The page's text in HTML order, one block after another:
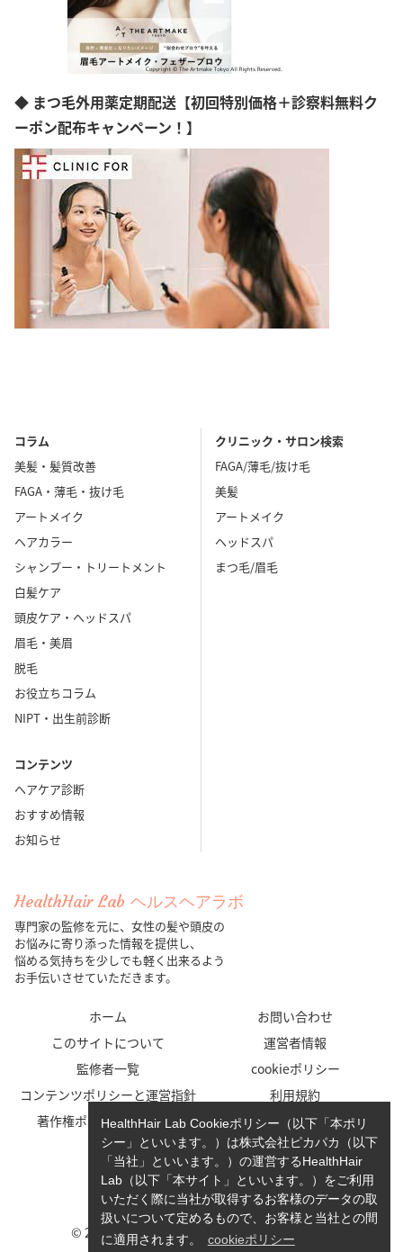
◆ まつ毛外用薬定期配送【初回特別価格＋診察料無料ク
ーポン配布キャンペーン！】
コラム
美髪・髪質改善
FAGA・薄毛・抜け毛
アートメイク
ヘアカラー
シャンプー・トリートメント
白髪ケア
頭皮ケア・ヘッドスパ
眉毛・美眉
脱毛
お役立ちコラム
NIPT・出生前診断
コンテンツ
ヘアケア診断
おすすめ情報
お知らせ
クリニック・サロン検索
FAGA/薄毛/抜け毛
美髪
アートメイク
ヘッドスパ
まつ毛/眉毛
HealthHair Lab ヘルスヘアラボ
専門家の監修を元に、女性の髪や頭皮の
お悩みに寄り添った情報を提供し、
悩める気持ちを少しでも軽く出来るよう
お手伝いさせていただきます。
ホーム
お問い合わせ
このサイトについて
運営者情報
監修者一覧
cookieポリシー
コンテンツポリシーと運営指針
利用規約
著作権ポリシー/免責事項
プライバシーポリシー
© 2023-2026 HealthHair Lab ヘルスヘアラボ.
HealthHair Lab Cookieポリシー（以下「本ポリ
シー」といいます。）は株式会社ピカパカ（以下
「当社」といいます。）の運営するHealthHair
Lab（以下「本サイト」といいます。）をご利用
いただく際に当社が取得するお客様のデータの取
扱いについて定めるもので、お客様と当社との間
に適用されます。
cookieポリシー